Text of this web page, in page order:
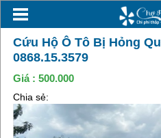
Cứu Hộ Ô Tô Bị Hỏng
0868.15.3579
Giá : 500.000
Chia sẻ: